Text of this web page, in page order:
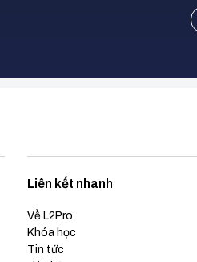
Liên kết nhanh
Về L2Pro
Khóa học
Tin tức